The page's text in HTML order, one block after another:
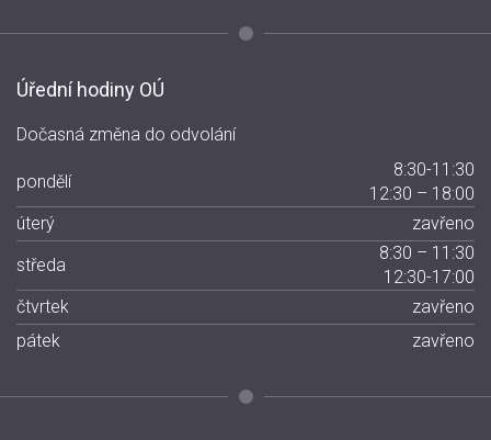
Úřední hodiny OÚ
Dočasná změna do odvolání
pondělí
8:30-11:30
12:30 – 18:00
úterý
zavřeno
středa
8:30 – 11:30
12:30-17:00
čtvrtek
zavřeno
pátek
zavřeno